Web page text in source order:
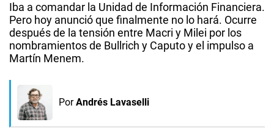
Iba a comandar la Unidad de Información Financiera.
Pero hoy anunció que finalmente no lo hará. Ocurre
después de la tensión entre Macri y Milei por los
nombramientos de Bullrich y Caputo y el impulso a
Martín Menem.
Por Andrés Lavaselli